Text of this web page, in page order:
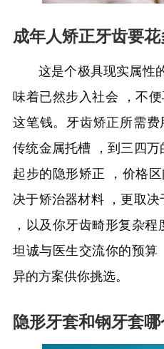
成年人矫正牙齿要
这是个极具现实属性
味着已然步入社会 ，不
这笔钱。牙齿矫正所需
传统金属托槽 ，到三四
起步的隐形矫正 ，价格
决于矫治器材料 ，更取
，以及你牙齿畸形复杂
坦诚与医生交流你的预算
异的方案供你挑选。
隐形牙套和钢牙套